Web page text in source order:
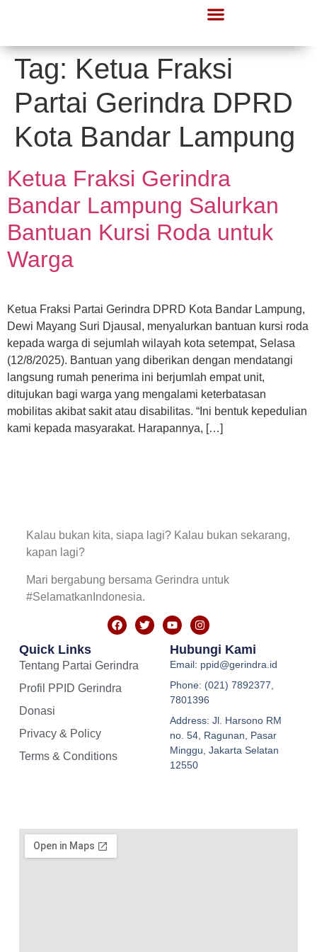
Tag: Ketua Fraksi
Partai Gerindra DPRD
Kota Bandar Lampung
Ketua Fraksi Gerindra
Bandar Lampung Salurkan
Bantuan Kursi Roda untuk
Warga
Ketua Fraksi Partai Gerindra DPRD Kota Bandar Lampung,
Dewi Mayang Suri Djausal, menyalurkan bantuan kursi roda
kepada warga di sejumlah wilayah kota setempat, Selasa
(12/8/2025). Bantuan yang diberikan dengan mendatangi
langsung rumah penerima ini berjumlah empat unit,
ditujukan bagi warga yang mengalami keterbatasan
mobilitas akibat sakit atau disabilitas. “Ini bentuk kepedulian
kami kepada masyarakat. Harapannya, […]
Kalau bukan kita, siapa lagi? Kalau bukan sekarang,
kapan lagi?
Mari bergabung bersama Gerindra untuk
#SelamatkanIndonesia.
Quick Links
Tentang Partai Gerindra
Profil PPID Gerindra
Donasi
Privacy & Policy
Terms & Conditions
Hubungi Kami
Email: ppid@gerindra.id
Phone: (021) 7892377,
7801396
Address: Jl. Harsono RM
no. 54, Ragunan, Pasar
Minggu, Jakarta Selatan
12550